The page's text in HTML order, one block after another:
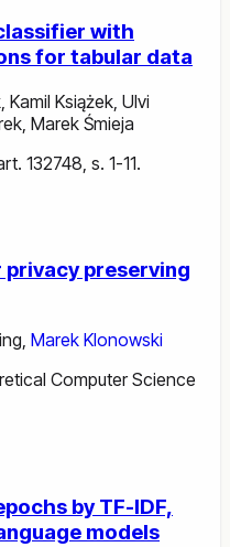
with
for tabular data
, Kamil Książek, Ulvi
, Marek Śmieja
132748, s. 1-11.
preserving
Marek Klonowski
Computer Science
by TF-IDF,
models